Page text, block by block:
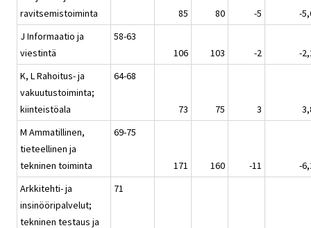
ravitsemistoiminta
85
80 -5
-
J Informaatio ja
viestintä
58-63
106
103 -2
-
K, L Rahoitus- ja
vakuutustoiminta;
kiinteistöala
64-68
73 75 3
M Ammatillinen,
tieteellinen ja
tekninen toiminta
69-75
171 160 -11
-
Arkkitehti- ja
insinööripalvelut;
tekninen testaus ja
71